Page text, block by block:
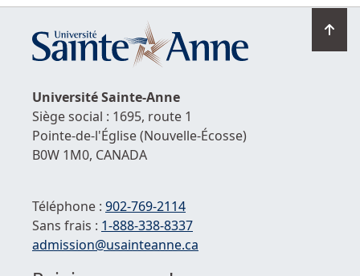
en
UniversitéSainte-Anne
Siège social : 1695, route 1
Pointe-de-l'Église(Nouvelle-Écosse)
B0W 1M0, CANADA
Téléphone : 902-769-2114
Sans frais : 1-888-338-8337
Courriel :
admission@usainteanne.ca